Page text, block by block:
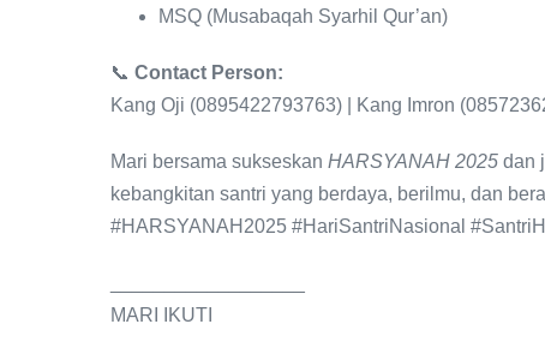
MSQ (Musabaqah Syarhil Qur’an)
📞 Contact Person:
Kang Oji (0895422793763) | Kang Imron
Mari bersama sukseskan HARSYANAH 2025 dan
kebangkitan santri yang berdaya, berilmu, dan
#HARSYANAH2025 #HariSantriNasional
MARI IKUTI